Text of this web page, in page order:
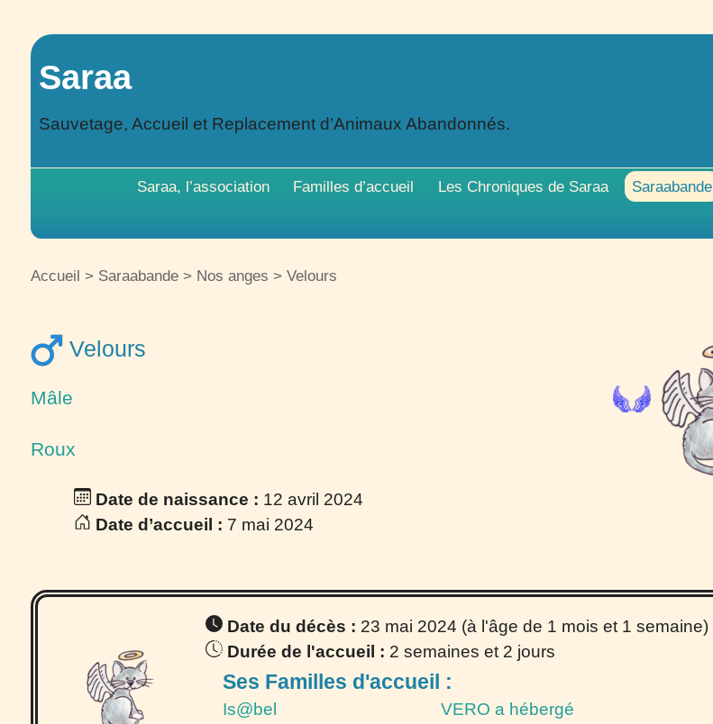
Saraa
Sauvetage, Accueil et Replacement d’Animaux Abandonnés.
Saraa, l’association Familles d’accueil Les Chroniques de Saraa Saraabande
Accueil > Saraabande> Nos anges > Velours
Velours
Mâle
Roux
Date de naissance : 12 avril 2024
Date d’accueil : 7 mai 2024
Date du décès : 23 mai 2024 (à l'âge de 1 mois et 1 semaine)
Durée de l'accueil : 2 semaines et 2 jours
Ses Familles d'accueil :
Is@bel
VERO a hébergé